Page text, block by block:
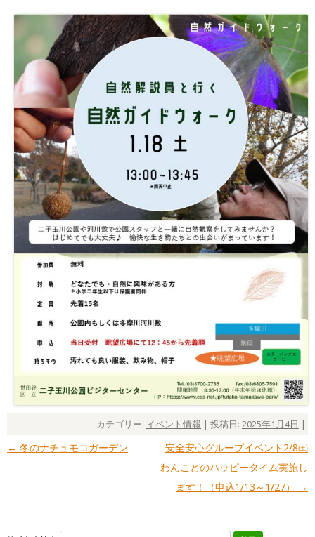
カテゴリー: イベント情報 | 投稿日: 2025年1月4日 |
投稿ナビゲーション
← 冬のナチュモコガーデン
安全安心グループイベント2/8㈯
わんことのハッピータイム実施し
ます！（申込1/13～1/27）
→